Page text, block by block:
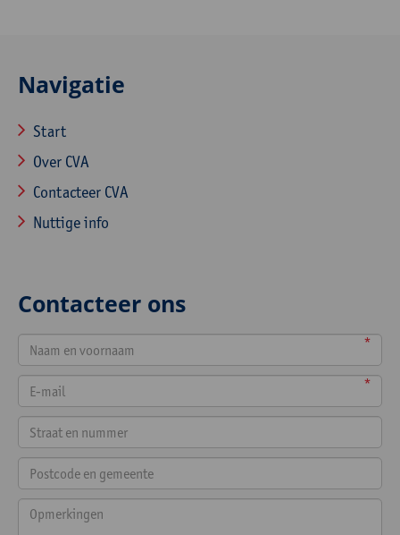
Navigatie
Start
Over CVA
Contacteer CVA
Nuttige info
Contacteer ons
*
*